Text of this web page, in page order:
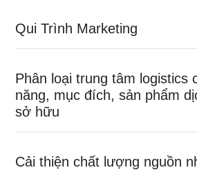
Qui Trình Marketing
Phân loại trung tâm logistics
năng, mục đích, sản phẩm
sở hữu
Cải thiện chất lượng nguồn